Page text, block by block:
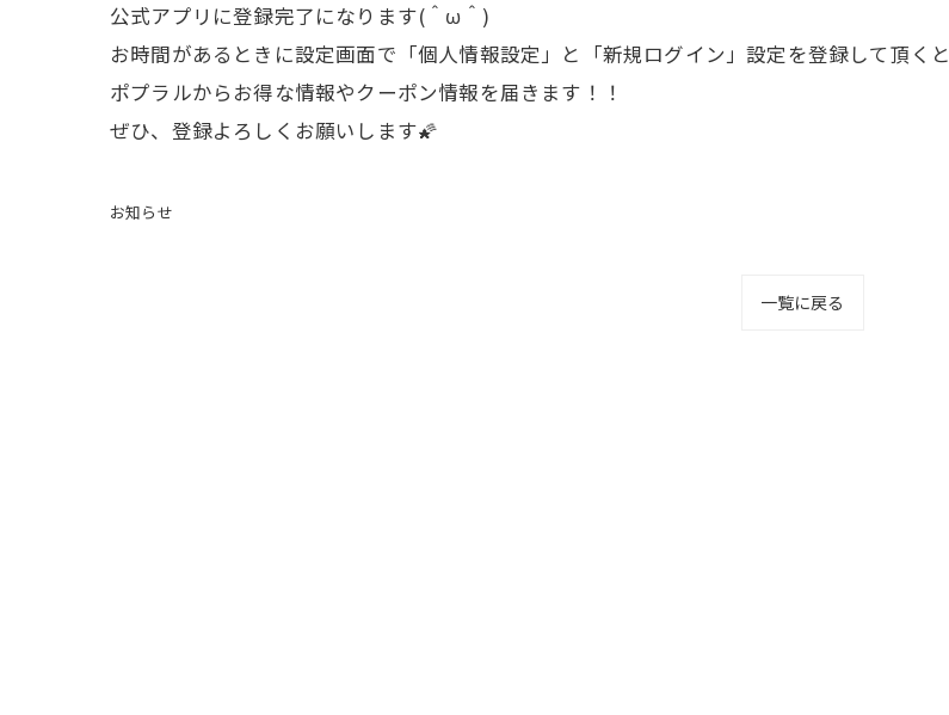
公式アプリに登録完了になります(＾ω＾)
お時間があるときに設定画面で「個人情報設定」と「新規ログイン」設定を登録して頂くと
ポプラルからお得な情報やクーポン情報を届きます！！
ぜひ、登録よろしくお願いします🌠
お知らせ
一覧に戻る